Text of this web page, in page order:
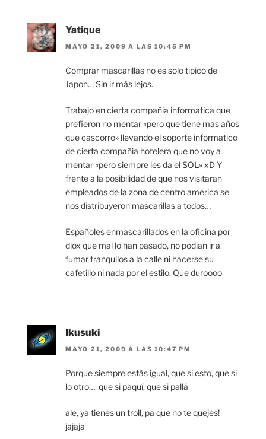
Yatique
MAYO 21, 2009 A LAS 10:45 PM
Comprar mascarillas no es solo tipico de
Japon… Sin ir más lejos.
Trabajo en cierta compañia informatica que
prefieron no mentar «pero que tiene mas años
que cascorro» llevando el soporte informatico
de cierta compañia hotelera que no voy a
mentar «pero siempre les da el SOL» xD Y
frente a la posibilidad de que nos visitaran
empleados de la zona de centro america se
nos distribuyeron mascarillas a todos…
Españoles enmascarillados en la oficina por
diox que mal lo han pasado, no podian ir a
fumar tranquilos a la calle ni hacerse su
cafetillo ni nada por el estilo. Que duroooo
Ikusuki
MAYO 21, 2009 A LAS 10:47 PM
Porque siempre estás igual, que si esto, que si
lo otro…. que si paquí, que si pallá
ale, ya tienes un troll, pa que no te quejes!
jajaja